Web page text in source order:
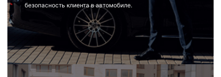
безопасность клиента в автомобиле.